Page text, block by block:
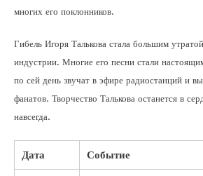
многих его поклонников.
Гибель Игоря Талькова стала большим
индустрии. Многие его песни стали
по сей день звучат в эфире радиостанций и
фанатов. Творчество Талькова останется в
навсегда.
Дата Событие